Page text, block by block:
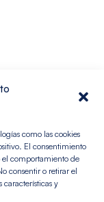
como las cookies
El consentimiento
el comportamiento de
consentir o retirar el
y